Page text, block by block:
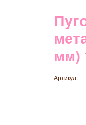
мм)
Артикул: